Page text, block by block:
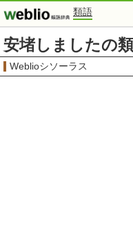
類語
安堵しましたの
Weblioシソーラス